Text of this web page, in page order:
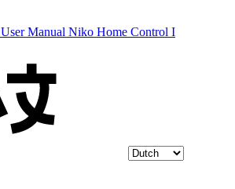
User Manual Niko Home Control I